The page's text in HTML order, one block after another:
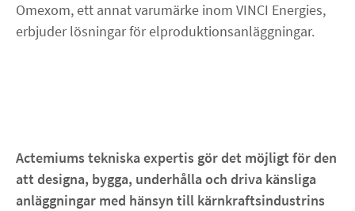
Omexom, ett annat varumärke inom VINCI Energies,
erbjuder lösningar för elproduktionsanläggningar.
Actemiums tekniska expertis gör det möjligt för den
att designa, bygga, underhålla och driva känsliga
anläggningar med hänsyn till kärnkraftsindustrins